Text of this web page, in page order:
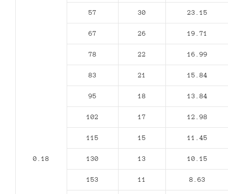
0.18
57 30 23.15
67 26 19.71
78 22 16.99
83 21 15.84
95 18 13.84
102 17 12.98
115 15 11.45
130 13 10.15
153 11 8.63